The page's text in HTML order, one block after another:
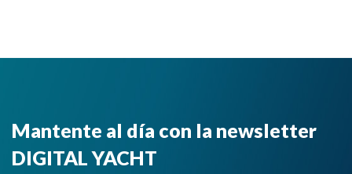
Mantente al día con la newsletter
DIGITAL YACHT